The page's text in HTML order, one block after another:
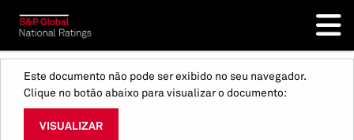
Este documento não pode ser exibido no seu navegador.
Clique no botão abaixo para visualizar o documento:
VISUALIZAR